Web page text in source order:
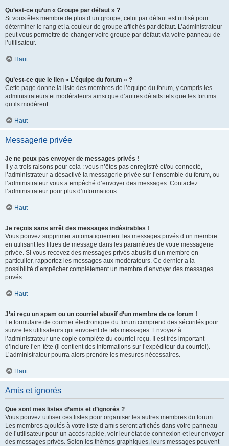
Qu’est-ce qu’un « Groupe par défaut » ?
Si vous êtes membre de plus d’un groupe, celui par défaut est utilisé pour
déterminer le rang et la couleur de groupe affichés par défaut. L’administrateur
peut vous permettre de changer votre groupe par défaut via votre panneau de
l’utilisateur.
Haut
Qu’est-ce que le lien « L’équipe du forum » ?
Cette page donne la liste des membres de l’équipe du forum, y compris les
administrateurs et modérateurs ainsi que d’autres détails tels que les forums
qu’ils modèrent.
Haut
Messagerie privée
Je ne peux pas envoyer de messages privés !
Il y a trois raisons pour cela : vous n’êtes pas enregistré et/ou connecté,
l’administrateur a désactivé la messagerie privée sur l’ensemble du forum, ou
l’administrateur vous a empêché d’envoyer des messages. Contactez
l’administrateur pour plus d’informations.
Haut
Je reçois sans arrêt des messages indésirables !
Vous pouvez supprimer automatiquement les messages privés d’un membre
en utilisant les filtres de message dans les paramètres de votre messagerie
privée. Si vous recevez des messages privés abusifs d’un membre en
particulier, rapportez les messages aux modérateurs. Ce dernier a la
possibilité d’empêcher complètement un membre d’envoyer des messages
privés.
Haut
J’ai reçu un spam ou un courriel abusif d’un membre de ce forum !
Le formulaire de courrier électronique du forum comprend des sécurités pour
suivre les utilisateurs qui envoient de tels messages. Envoyez à
l’administrateur une copie complète du courriel reçu. Il est très important
d’inclure l’en-tête (il contient des informations sur l’expéditeur du courriel).
L’administrateur pourra alors prendre les mesures nécessaires.
Haut
Amis et ignorés
Que sont mes listes d’amis et d’ignorés ?
Vous pouvez utiliser ces listes pour organiser les autres membres du forum.
Les membres ajoutés à votre liste d’amis seront affichés dans votre panneau
de l’utilisateur pour un accès rapide, voir leur état de connexion et leur envoyer
des messages privés. Selon les thèmes graphiques, leurs messages peuvent